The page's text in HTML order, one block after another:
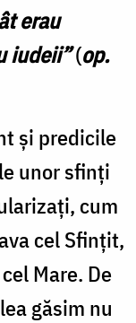
erau
iudeii”(op.
și predicile
unor sfinți
cum
cel Sfințit,
Mare. De
găsim nu